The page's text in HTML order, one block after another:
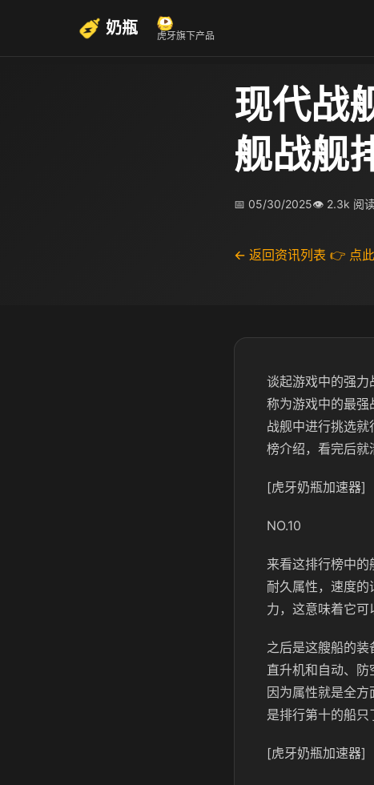
奶瓶 虎牙旗下产品
现代战
舰战舰
📅 05/30/2025👁 2.3k 阅
← 返回资讯列表 👉 点
谈起游戏中的强
称为游戏中的最
战舰中进行挑选
榜介绍，看完后就
[虎牙奶瓶加速器]
NO.10
来看这排行榜中
耐久属性，速度
力，这意味着它可
之后是这艘船的
直升机和自动、防
因为属性就是全
是排行第十的船只
[虎牙奶瓶加速器]